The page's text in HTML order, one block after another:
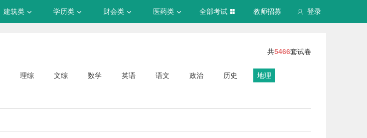
登录
建筑类 学历类 财会类 医药类 全部考试 教师招募
共5466套试卷
理综 文综 数学 英语 语文 政治 历史 地理